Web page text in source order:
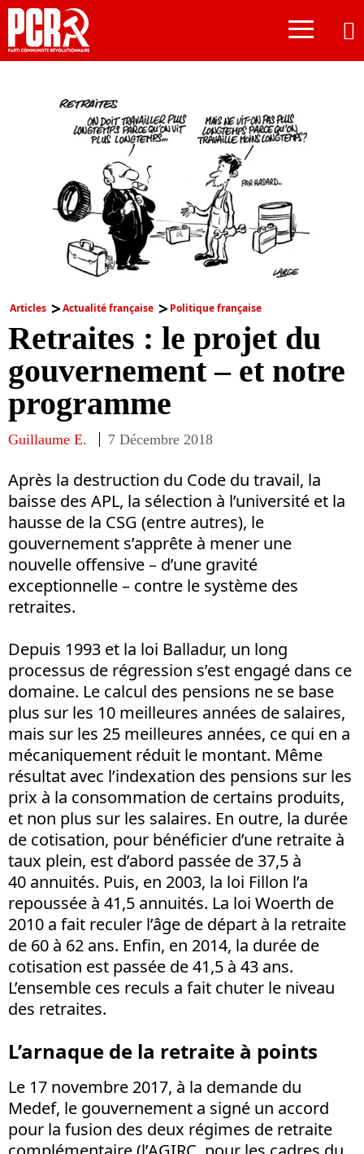
≡
Articles Actualité française Politique française
Retraites : le projet du
gouvernement – et notre
programme
Guillaume E. 7 Décembre 2018
Après la destruction du Code du travail, la
baisse des APL, la sélection à l’université et la
hausse de la CSG (entre autres), le
gouvernement s’apprête à mener une
nouvelle offensive – d’une gravité
exceptionnelle – contre le système des
retraites.
Depuis 1993 et la loi Balladur, un long
processus de régression s’est engagé dans ce
domaine. Le calcul des pensions ne se base
plus sur les 10 meilleures années de salaires,
mais sur les 25 meilleures années, ce qui en a
mécaniquement réduit le montant. Même
résultat avec l’indexation des pensions sur les
prix à la consommation de certains produits,
et non plus sur les salaires. En outre, la durée
de cotisation, pour bénéficier d’une retraite à
taux plein, est d’abord passée de 37,5 à
40 annuités. Puis, en 2003, la loi Fillon l’a
repoussée à 41,5 annuités. La loi Woerth de
2010 a fait reculer l’âge de départ à la retraite
de 60 à 62 ans. Enfin, en 2014, la durée de
cotisation est passée de 41,5 à 43 ans.
L’ensemble ces reculs a fait chuter le niveau
des retraites.
L’arnaque de la retraite à points
Le 17 novembre 2017, à la demande du
Medef, le gouvernement a signé un accord
pour la fusion des deux régimes de retraite